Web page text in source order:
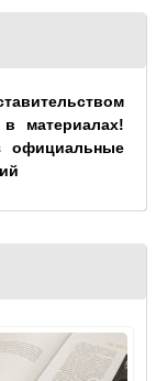
материалах!
официальные